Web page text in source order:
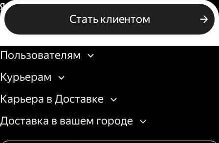
Стать клиентом
Россия
Бизнесу
Пользователям
Курьерам
Карьера в Доставке
Доставка в вашем городе